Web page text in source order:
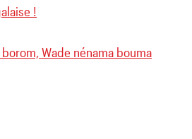
!
Wade nénama bouma